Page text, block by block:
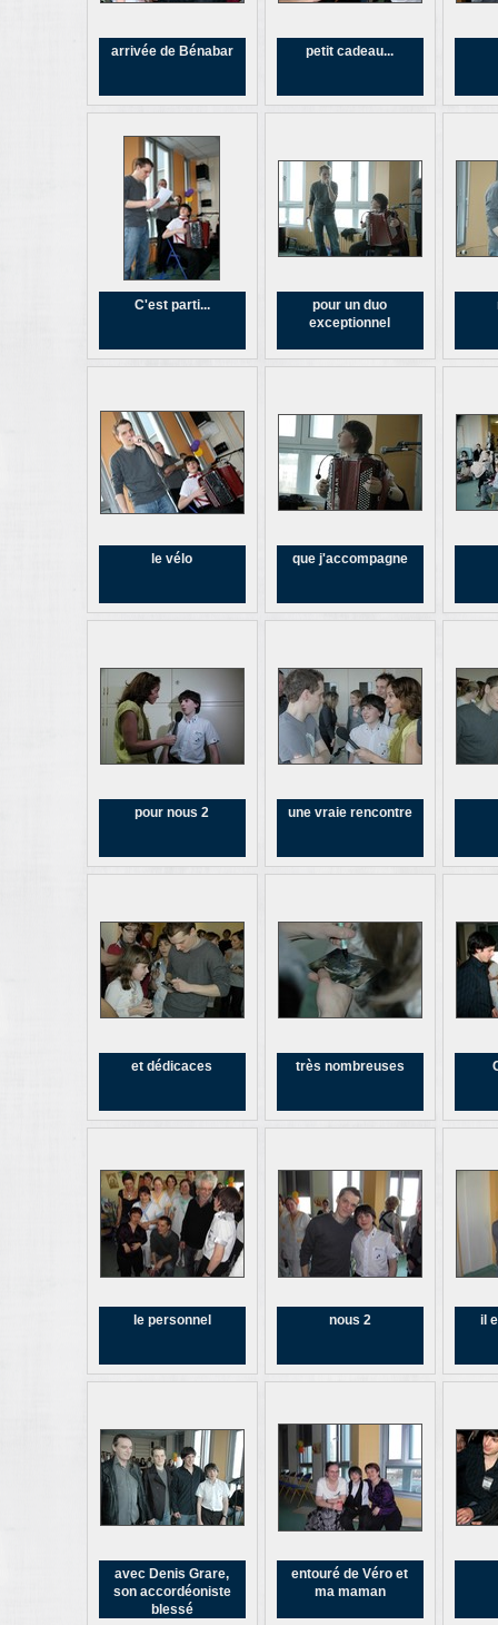
arrivée de Bénabar petit cadeau...
C'est parti...
pour un duo
exceptionnel
le vélo que j'accompagne
pour nous 2 une vraie rencontre
et dédicaces très nombreuses
le personnel nous 2 il
avec Denis Grare,
son accordéoniste
blessé
entouré de Véro et
ma maman